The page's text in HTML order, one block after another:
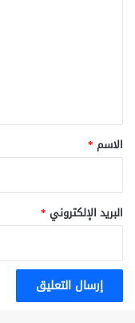
*
الاسم *
البريد الإلكتروني *